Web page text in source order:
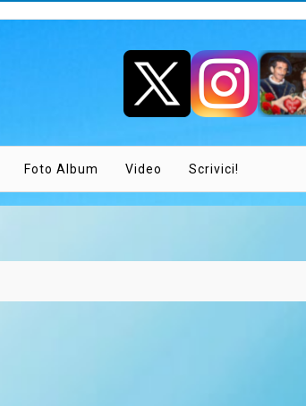
Foto Album Video Scrivici!